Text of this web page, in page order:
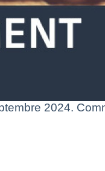
2024.